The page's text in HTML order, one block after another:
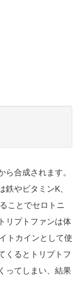
合成されます。
鉄やビタミンK、
ことでセロトニ
リプトファンは体
トカインとして使
くるとトリプトフ
ってしまい、結果